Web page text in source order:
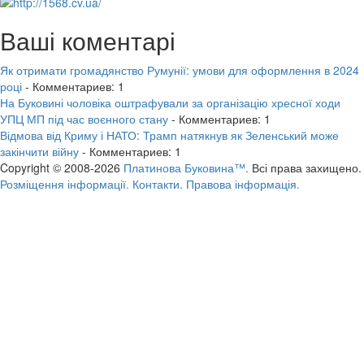
Ваші коментарі
Як отримати громадянство Румунії: умови для оформлення в 2024
році - Комментариев: 1
На Буковині чоловіка оштрафували за організацію хресної ходи
УПЦ МП під час воєнного стану - Комментариев: 1
Відмова від Криму і НАТО: Трамп натякнув як Зеленський може
закінчити війну - Комментариев: 1
Copyright © 2008-2026 Платинова Буковина™. Всі права захищено.
Розміщення інформації. Контакти. Правова інформація.